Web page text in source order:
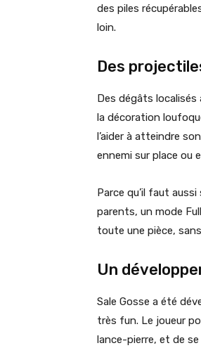
des piles
loin.
Des
Des dégâts localisés
la décoration
l’aider à atteindre
ennemi sur place ou
Parce qu’il faut
parents, un mode
toute une pièce,
Un
Sale Gosse a été
très fun. Le joueur
lance-pierre, et de